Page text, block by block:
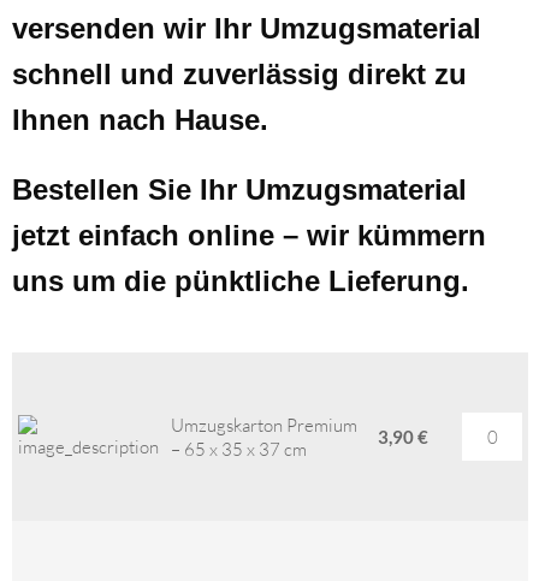
versenden wir Ihr Umzugsmaterial
schnell und zuverlässig direkt zu
Ihnen nach Hause.
Bestellen Sie Ihr Umzugsmaterial
jetzt einfach online – wir kümmern
uns um die pünktliche Lieferung.
Umzugskarton Premium
– 65 x 35 x 37 cm
3,90 €